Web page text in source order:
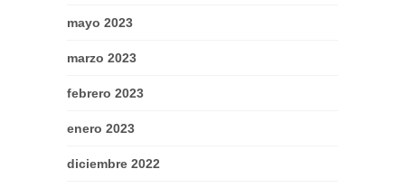
mayo 2023
marzo 2023
febrero 2023
enero 2023
diciembre 2022